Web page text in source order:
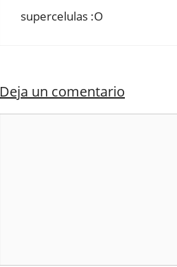
supercelulas :O
Deja un comentario